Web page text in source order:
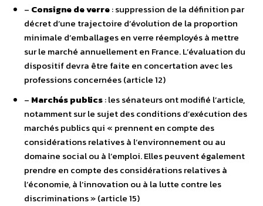
– Consigne de verre: suppression de la définition par
décret d’une trajectoire d’évolution de la proportion
minimale d’emballages en verre réemployés à mettre
sur le marché annuellement en France. L’évaluation du
dispositif devra être faite en concertation avec les
professions concernées (article 12)
– Marchés publics: les sénateurs ont modifié l’article,
notamment sur le sujet des conditions d’exécution des
marchés publics qui « prennent en compte des
considérations relatives à l’environnement ou au
domaine social ou à l’emploi. Elles peuvent également
prendre en compte des considérations relatives à
l’économie, à l’innovation ou à la lutte contre les
discriminations » (article 15)